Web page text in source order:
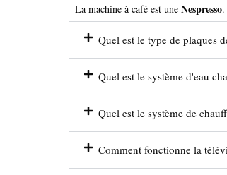
La machine à café est une Nespresso
Quel est le type de plaques
Quel est le système d'eau
Quel est le système de
Comment fonctionne la